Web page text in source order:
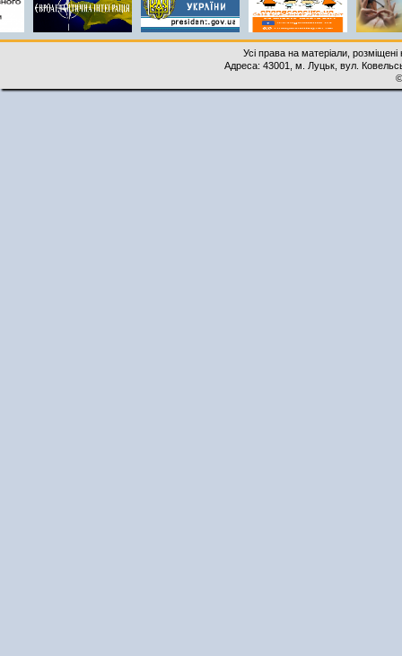
Усі права на матеріали,
Адреса: 43001, м. Луцьк, вул.